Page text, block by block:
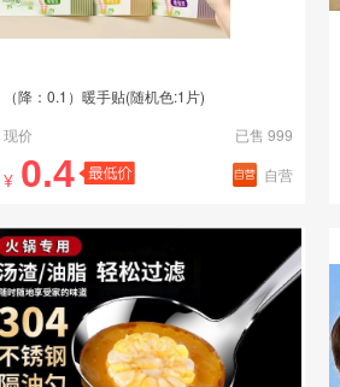
（降：0.1）暖手贴(随机色:1片)
现价
已售 999
¥ 0.4 自营